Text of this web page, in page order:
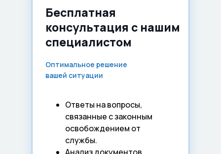
Бесплатная
консультация с нашим
специалистом
Ответы на вопросы,
связанные с законным
освобождением от
службы.
Оптимальное решение
вашей ситуации